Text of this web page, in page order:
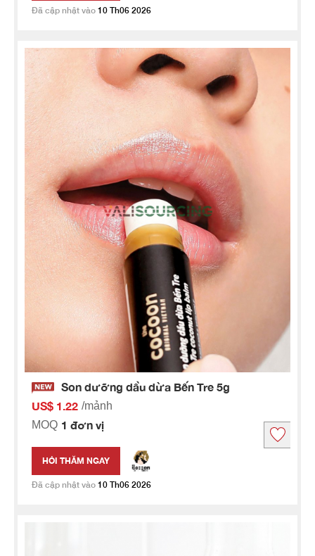
Đã cập nhật vào 10 Th06 2026
Son dưỡng dầu dừa Bến Tre 5g
US$ 1.22 /mảnh
MOQ 1 đơn vị
HỎI THĂM NGAY
Đã cập nhật vào 10 Th06 2026